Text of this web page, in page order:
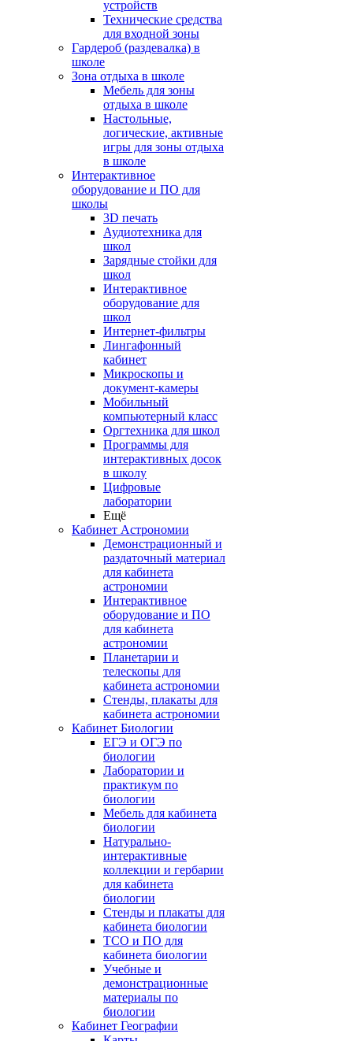
устройств
Технические средства
для входной зоны
Гардероб (раздевалка) в
школе
Зона отдыха в школе
Мебель для зоны
отдыха в школе
Настольные,
логические, активные
игры для зоны отдыха
в школе
Интерактивное
оборудование и ПО для
школы
3D печать
Аудиотехника для
школ
Зарядные стойки для
школ
Интерактивное
оборудование для
школ
Интернет-фильтры
Лингафонный
кабинет
Микроскопы и
документ-камеры
Мобильный
компьютерный класс
Оргтехника для школ
Программы для
интерактивных досок
в школу
Цифровые
лаборатории
Ещё
Кабинет Астрономии
Демонстрационный и
раздаточный материал
для кабинета
астрономии
Интерактивное
оборудование и ПО
для кабинета
астрономии
Планетарии и
телескопы для
кабинета астрономии
Стенды, плакаты для
кабинета астрономии
Кабинет Биологии
ЕГЭ и ОГЭ по
биологии
Лаборатории и
практикум по
биологии
Мебель для кабинета
биологии
Натурально-
интерактивные
коллекции и гербарии
для кабинета
биологии
Стенды и плакаты для
кабинета биологии
ТСО и ПО для
кабинета биологии
Учебные и
демонстрационные
материалы по
биологии
Кабинет Географии